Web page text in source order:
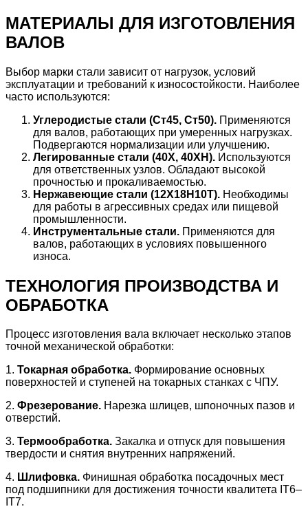
МАТЕРИАЛЫ ДЛЯ ИЗГОТОВЛЕНИЯ
ВАЛОВ
Выбор марки стали зависит от нагрузок, условий
эксплуатации и требований к износостойкости. Наиболее
часто используются:
Углеродистые стали (Ст45, Ст50). Применяются
для валов, работающих при умеренных нагрузках.
Подвергаются нормализации или улучшению.
Легированные стали (40Х, 40ХН). Используются
для ответственных узлов. Обладают высокой
прочностью и прокаливаемостью.
Нержавеющие стали (12Х18Н10Т). Необходимы
для работы в агрессивных средах или пищевой
промышленности.
Инструментальные стали. Применяются для
валов, работающих в условиях повышенного
износа.
ТЕХНОЛОГИЯ ПРОИЗВОДСТВА И
ОБРАБОТКА
Процесс изготовления вала включает несколько этапов
точной механической обработки:
1. Токарная обработка. Формирование основных
поверхностей и ступеней на токарных станках с ЧПУ.
2. Фрезерование. Нарезка шлицев, шпоночных пазов и
отверстий.
3. Термообработка. Закалка и отпуск для повышения
твердости и снятия внутренних напряжений.
4. Шлифовка. Финишная обработка посадочных мест
под подшипники для достижения точности квалитета IT6–
IT7.